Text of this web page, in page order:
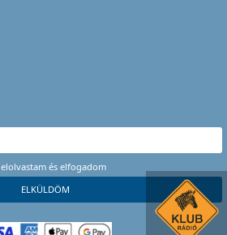
elolvastam és elfogadom